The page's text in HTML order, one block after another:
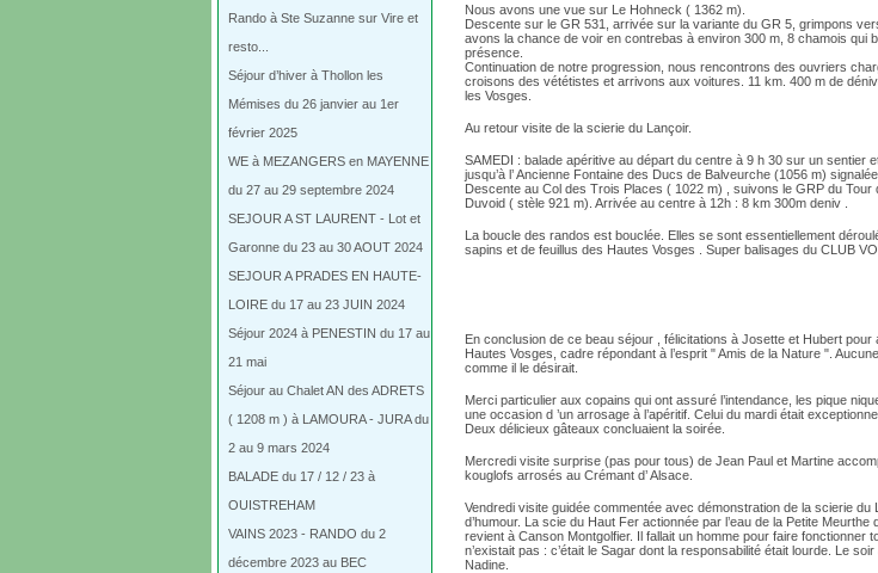
Rando à Ste Suzanne sur Vire et
resto...
Séjour d’hiver à Thollon les
Mémises du 26 janvier au 1er
février 2025
WE à MEZANGERS en MAYENNE
du 27 au 29 septembre 2024
SEJOUR A ST LAURENT - Lot et
Garonne du 23 au 30 AOUT 2024
SEJOUR A PRADES EN HAUTE-
LOIRE du 17 au 23 JUIN 2024
Séjour 2024 à PENESTIN du 17 au
21 mai
Séjour au Chalet AN des ADRETS
( 1208 m ) à LAMOURA - JURA du
2 au 9 mars 2024
BALADE du 17 / 12 / 23 à
OUISTREHAM
VAINS 2023 - RANDO du 2
décembre 2023 au BEC
Nous avons une vue sur Le Hohneck ( 1362 m).
Descente sur le GR 531, arrivée sur la variante du GR 5, grimpons
avons la chance de voir en contrebas à environ 300 m, 8 chamois qui
présence.
Continuation de notre progression, nous rencontrons des ouvriers
croisons des vététistes et arrivons aux voitures. 11 km. 400 m de
les Vosges.
Au retour visite de la scierie du Lançoir.
SAMEDI : balade apéritive au départ du centre à 9 h 30 sur un sentier
jusqu’à l’ Ancienne Fontaine des Ducs de Balveurche (1056 m)
Descente au Col des Trois Places ( 1022 m) , suivons le GRP du
Duvoid ( stèle 921 m). Arrivée au centre à 12h : 8 km 300m deniv .
La boucle des randos est bouclée. Elles se sont essentiellement
sapins et de feuillus des Hautes Vosges . Super balisages du CLUB
En conclusion de ce beau séjour , félicitations à Josette et Hubert
Hautes Vosges, cadre répondant à l’esprit " Amis de la Nature ".
comme il le désirait.
Merci particulier aux copains qui ont assuré l’intendance, les pique
une occasion d ’un arrosage à l’apéritif. Celui du mardi était
Deux délicieux gâteaux concluaient la soirée.
Mercredi visite surprise (pas pour tous) de Jean Paul et Martine
kouglofs arrosés au Crémant d’ Alsace.
Vendredi visite guidée commentée avec démonstration de la scierie du
d’humour. La scie du Haut Fer actionnée par l’eau de la Petite Meurthe
revient à Canson Montgolfier. Il fallait un homme pour faire fonctionner
n’existait pas : c’était le Sagar dont la responsabilité était lourde. Le
Nadine.